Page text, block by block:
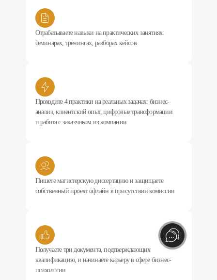
Отрабатываете навыки на практических занятиях:
семинарах, тренингах, разборах кейсов
Проходите 4 практики на реальных задачах: бизнес-
анализ, клиентский опыт, цифровые трансформации
и работа с заказчиком из компании
Пишете магистерскую диссертацию и защищаете
собственный проект офлайн в присутствии комиссии
Получаете три документа, подтверждающих
квалификацию, и начинаете карьеру в сфере бизнес-
психологии